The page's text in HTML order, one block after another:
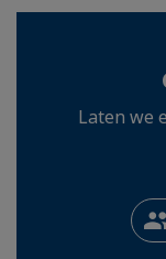
Laten we